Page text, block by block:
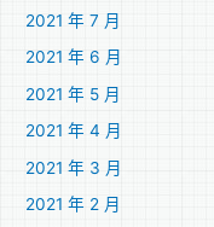
2021 年 7 月
2021 年 6 月
2021 年 5 月
2021 年 4 月
2021 年 3 月
2021 年 2 月